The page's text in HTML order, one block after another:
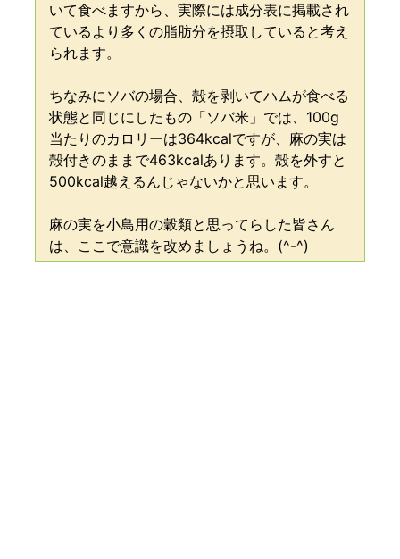
いて食べますから、実際には成分表に掲載され
ているより多くの脂肪分を摂取していると考え
られます。
ちなみにソバの場合、殻を剥いてハムが食べる
状態と同じにしたもの「ソバ米」では、100g
当たりのカロリーは364kcalですが、麻の実は
殻付きのままで463kcalあります。殻を外すと
500kcal越えるんじゃないかと思います。
麻の実を小鳥用の穀類と思ってらした皆さん
は、ここで意識を改めましょうね。(^-^)